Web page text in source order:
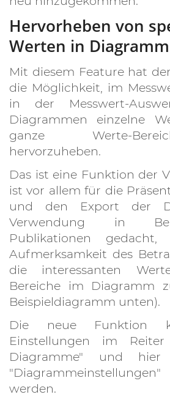
Hervorheben von
Werten in
Mit diesem Feature hat
die Möglichkeit, im
in der Messwert-
Diagrammen einzelne
ganze Werte-
hervorzuheben.
Das ist eine Funktion der
ist vor allem für die
und den Export der
Verwendung in
Publikationen
Aufmerksamkeit des
die interessanten
Bereiche im Diagramm
Beispieldiagramm unten).
Die neue Funktion
Einstellungen im
Diagramme" und
werden.